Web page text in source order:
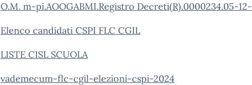
O.M. m-pi.AOOGABMI.Registro Decreti(R).0000234.05-
Elenco candidati CSPI FLC CGIL
LISTE CISL SCUOLA
vademecum-flc-cgil-elezioni-cspi-2024